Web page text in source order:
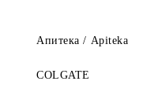
Апитека / Apiteka
COLGATE